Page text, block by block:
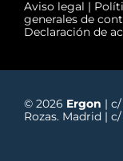
Aviso legal |
generales de
Declaración de
© 2026 Ergon |
Rozas. Madrid |